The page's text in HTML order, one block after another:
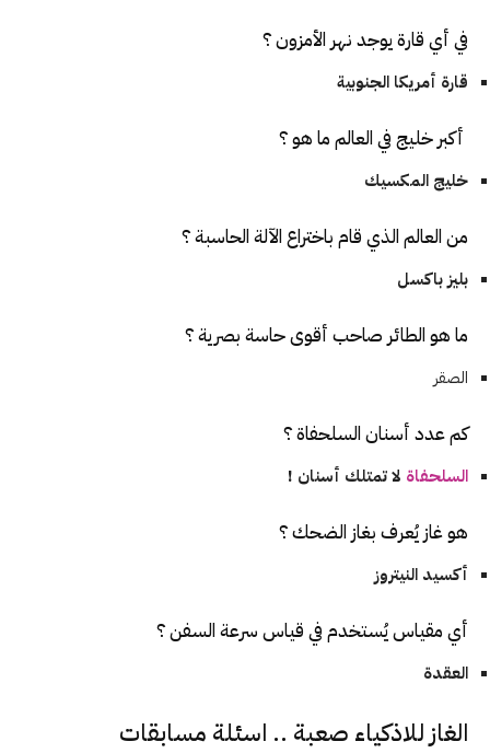
في أي قارة يوجد نهر الأمزون ؟
قارة أمريكا الجنوبية
أكبر خليج في العالم ما هو ؟
خليج المكسيك
من العالم الذي قام باختراع الآلة الحاسبة ؟
بليز باكسل
ما هو الطائر صاحب أقوى حاسة بصرية ؟
الصقر
كم عدد أسنان السلحفاة ؟
السلحفاة لا تمتلك أسنان !
هو غاز يُعرف بغاز الضحك ؟
أكسيد النيتروز
أي مقياس يُستخدم في قياس سرعة السفن ؟
العقدة
الغاز للاذكياء صعبة .. اسئلة مسابقات